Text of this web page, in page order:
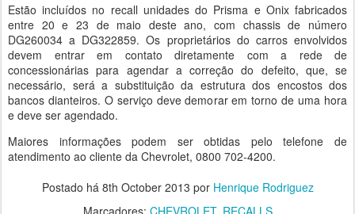
Estão incluídos no recall unidades do Prisma e Onix fabricados
entre 20 e 23 de maio deste ano, com chassis de número
DG260034 a DG322859. Os proprietários do carros envolvidos
devem entrar em contato diretamente com a rede de
concessionárias para agendar a correção do defeito, que, se
necessário, será a substituição da estrutura dos encostos dos
bancos dianteiros. O serviço deve demorar em torno de uma hora
e deve ser agendado.
Maiores informações podem ser obtidas pelo telefone de
atendimento ao cliente da Chevrolet, 0800 702-4200.
Postado há 8th October 2013 por Henrique Rodriguez
Marcadores: CHEVROLET RECALLS